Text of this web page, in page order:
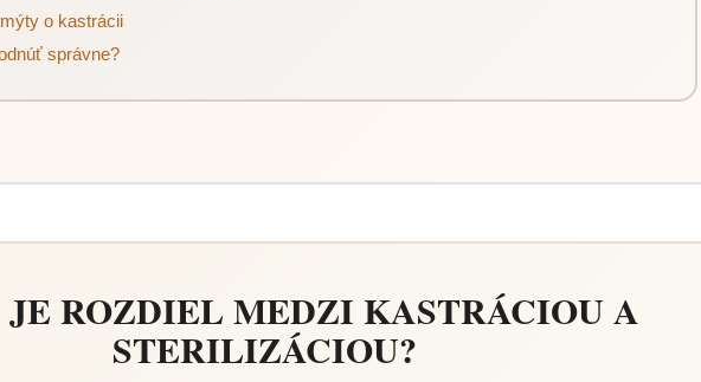
o kastrácii
správne?
JE ROZDIEL MEDZI KASTRÁCIOU A
STERILIZÁCIOU?